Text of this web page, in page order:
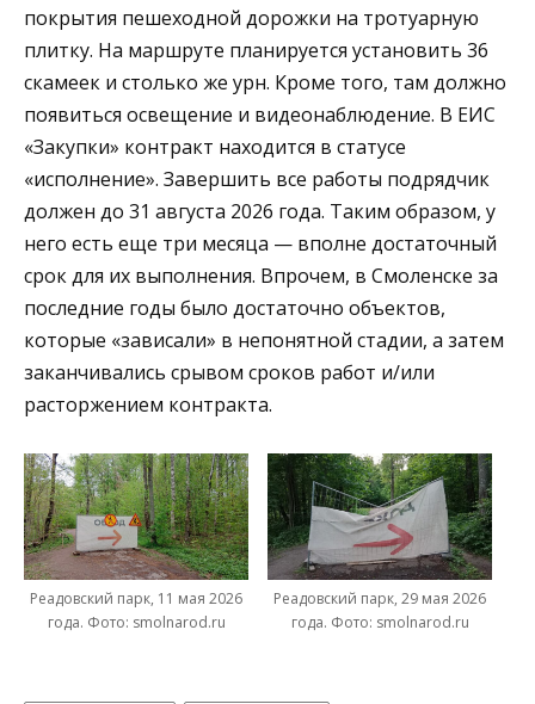
покрытия пешеходной дорожки на тротуарную
плитку. На маршруте планируется установить 36
скамеек и столько же урн. Кроме того, там должно
появиться освещение и видеонаблюдение. В ЕИС
«Закупки» контракт находится в статусе
«исполнение». Завершить все работы подрядчик
должен до 31 августа 2026 года. Таким образом, у
него есть еще три месяца — вполне достаточный
срок для их выполнения. Впрочем, в Смоленске за
последние годы было достаточно объектов,
которые «зависали» в непонятной стадии, а затем
заканчивались срывом сроков работ и/или
расторжением контракта.
Реадовский парк, 11 мая 2026
года. Фото: smolnarod.ru
Реадовский парк, 29 мая 2026
года. Фото: smolnarod.ru